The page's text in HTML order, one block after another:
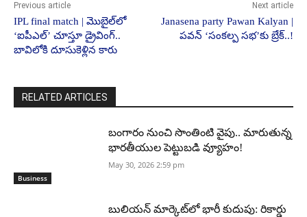
Previous article
IPL final match | మొబైల్‌లో
‘ఐపీఎల్’ చూస్తూ డ్రైవింగ్..
బావిలోకి దూసుకెళ్లిన కారు
Next article
Janasena party Pawan Kalyan |
పవన్ ‘సంకల్ప సభ’కు బ్రేక్..!
RELATED ARTICLES
Business
బంగారం నుంచి సొంతింటి వైపు.. మారుతున్న
భారతీయుల పెట్టుబడి వ్యూహం!
May 30, 2026 2:59 pm
బులియన్ మార్కెట్‌లో భారీ కుదుపు: రికార్డు